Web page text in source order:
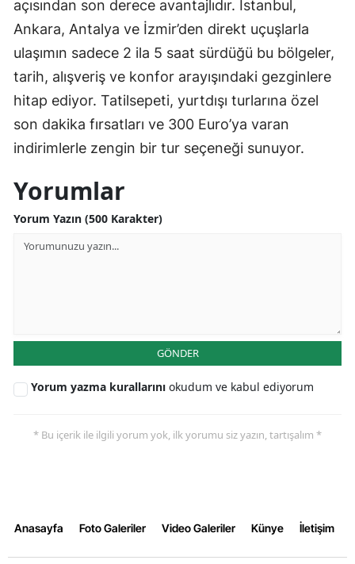
açısından son derece avantajlıdır. İstanbul,
Ankara, Antalya ve İzmir’den direkt uçuşlarla
ulaşımın sadece 2 ila 5 saat sürdüğü bu bölgeler,
tarih, alışveriş ve konfor arayışındaki gezginlere
hitap ediyor. Tatilsepeti, yurtdışı turlarına özel
son dakika fırsatları ve 300 Euro’ya varan
indirimlerle zengin bir tur seçeneği sunuyor.
Yorumlar
Yorum Yazın (500 Karakter)
GÖNDER
Yorum yazma kurallarını okudum ve kabul ediyorum
* Bu içerik ile ilgili yorum yok, ilk yorumu siz yazın, tartışalım *
Anasayfa Foto Galeriler Video Galeriler Künye İletişim